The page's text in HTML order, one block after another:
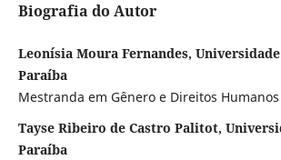
Biografia do Autor
Leonísia Moura Fernandes,
Paraíba
Mestranda em Gênero e Direitos Humanos
Tayse Ribeiro de Castro Palitot,
Paraíba